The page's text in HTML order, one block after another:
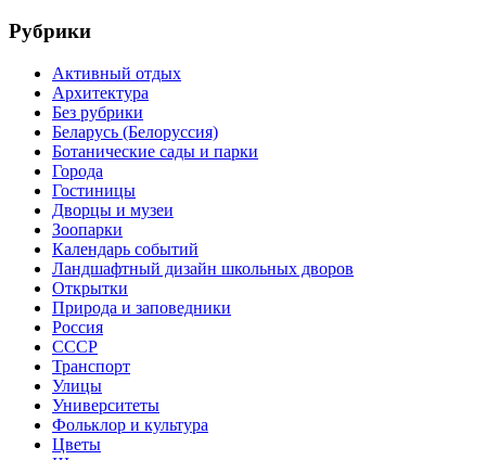
Рубрики
Активный отдых
Архитектура
Без рубрики
Беларусь (Белоруссия)
Ботанические сады и парки
Города
Гостиницы
Дворцы и музеи
Зоопарки
Календарь событий
Ландшафтный дизайн школьных дворов
Открытки
Природа и заповедники
Россия
СССР
Транспорт
Улицы
Университеты
Фольклор и культура
Цветы